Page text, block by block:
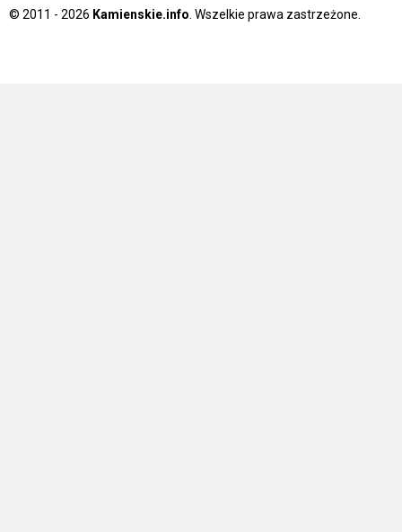
© 2011 - 2026 Kamienskie.info . Wszelkie prawa zastrzeżone.